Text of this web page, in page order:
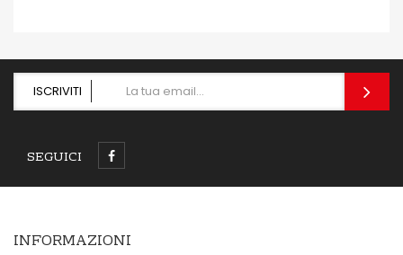
ISCRIVITI
SEGUICI
INFORMAZIONI